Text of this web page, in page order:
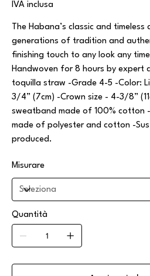
IVA inclusa
The Habana’s classic and timeless
generations of tradition and
finishing touch to any look any
Handwoven for 8 hours by expert
toquilla straw -Grade 4-5 -Color:
3/4” (7cm) -Crown size - 4-3/8”
sweatband made of 100% cotton
made of polyester and cotton -
produced.
Misurare
Quantità